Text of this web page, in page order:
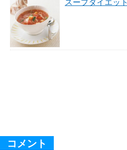
スープダイエット
コメント